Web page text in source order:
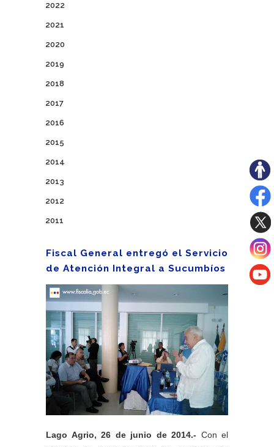
2022
2021
2020
2019
2018
2017
2016
2015
2014
2013
2012
2011
Fiscal General entregó el Servicio
de Atención Integral a Sucumbíos
Lago Agrio, 26 de junio de 2014.- Con el